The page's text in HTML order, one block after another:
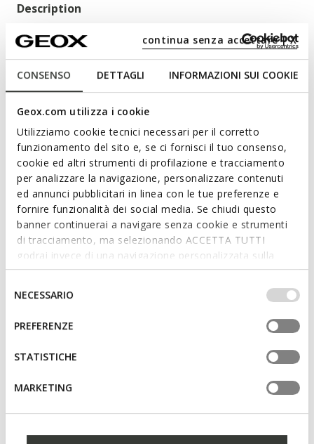
CONSENSO DETTAGLI INFORMAZIONI SUI COOKIE
Geox.com utilizza i cookie
Utilizziamo cookie tecnici necessari per il corretto
funzionamento del sito e, se ci fornisci il tuo consenso,
cookie ed altri strumenti di profilazione e tracciamento
per analizzare la navigazione, personalizzare contenuti
ed annunci pubblicitari in linea con le tue preferenze e
fornire funzionalità dei social media. Se chiudi questo
banner continuerai a navigare senza cookie e strumenti
di tracciamento, ma selezionando ACCETTA TUTTI
godrai invece di una navigazione personalizzata sulla
base dei tuoi gusti ed interessi. Selezionando
IMPOSTAZIONI potrai anche scegliere quali cookies ed
altri strumenti di tracciamento autorizzare. Per maggiori
informazioni o per modificare in qualsiasi momento le
tue impostazioni, visita la nostra
consenso
NECESSARIO
PREFERENZE
STATISTICHE
MARKETING
continua senza accettare | X
Description
Lightweight and breathable women’s low-cut sneakers with
an active-chic look, featuring a practical side zip. Crafted from
combination of light beige and beige. Blomiee has a bold,
contemporary style, ideal for adding a touch of glamour to
casual outfits.
ITEM CODE:D366HE0BC22C5V5A
Read more
Features
Quick and easy to put on
Heel height: 2,5 cm / 1"
Lace and zip fastening; Removable insole
You may also like